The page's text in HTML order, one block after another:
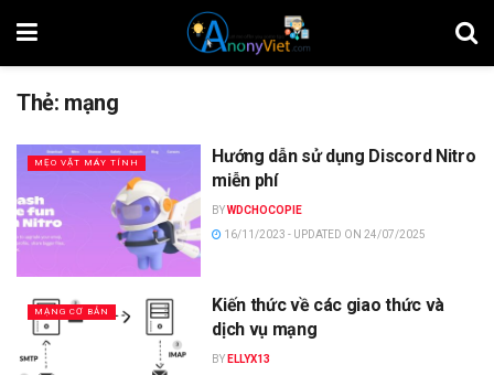
Thẻ: mạng
MẸO VẶT MÁY TÍNH
Hướng dẫn sử dụng Discord Nitro
miễn phí
BYWDCHOCOPIE
16/11/2023 - UPDATED ON 24/07/2025
MẠNG CƠ BẢN
Kiến thức về các giao thức và
dịch vụ mạng
BY ELLYX13